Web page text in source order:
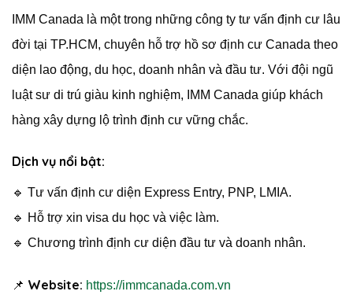
IMM Canada là một trong những công ty tư vấn định cư lâu
đời tại TP.HCM, chuyên hỗ trợ hồ sơ định cư Canada theo
diện lao động, du học, doanh nhân và đầu tư. Với đội ngũ
luật sư di trú giàu kinh nghiệm, IMM Canada giúp khách
hàng xây dựng lộ trình định cư vững chắc.
Dịch vụ nổi bật:
🔹 Tư vấn định cư diện Express Entry, PNP, LMIA.
🔹 Hỗ trợ xin visa du học và việc làm.
🔹 Chương trình định cư diện đầu tư và doanh nhân.
📌 Website: https://immcanada.com.vn